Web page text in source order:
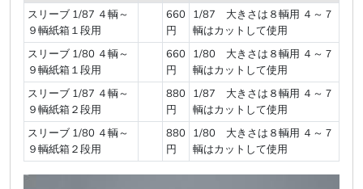
スリーブ 1/87 ４輌～
９輌紙箱１段用
660
円
1/87 大きさは８輌用 ４～７
輌はカットして使用
スリーブ 1/80 ４輌～
９輌紙箱１段用
660
円
1/80 大きさは８輌用 ４～７
輌はカットして使用
スリーブ 1/87 ４輌～
９輌紙箱２段用
880
円
1/87 大きさは８輌用 ４～７
輌はカットして使用
スリーブ 1/80 ４輌～
９輌紙箱２段用
880
円
1/80 大きさは８輌用 ４～７
輌はカットして使用